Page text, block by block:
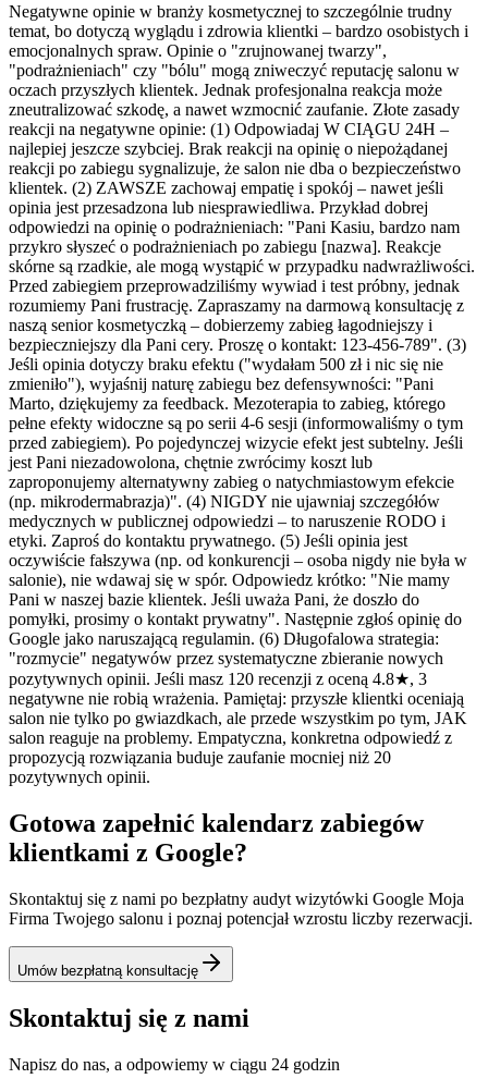
Negatywne opinie w branży kosmetycznej to szczególnie trudny
temat, bo dotyczą wyglądu i zdrowia klientki – bardzo osobistych i
emocjonalnych spraw. Opinie o "zrujnowanej twarzy",
"podrażnieniach" czy "bólu" mogą zniweczyć reputację salonu w
oczach przyszłych klientek. Jednak profesjonalna reakcja może
zneutralizować szkodę, a nawet wzmocnić zaufanie. Złote zasady
reakcji na negatywne opinie: (1) Odpowiadaj W CIĄGU 24H –
najlepiej jeszcze szybciej. Brak reakcji na opinię o niepożądanej
reakcji po zabiegu sygnalizuje, że salon nie dba o bezpieczeństwo
klientek. (2) ZAWSZE zachowaj empatię i spokój – nawet jeśli
opinia jest przesadzona lub niesprawiedliwa. Przykład dobrej
odpowiedzi na opinię o podrażnieniach: "Pani Kasiu, bardzo nam
przykro słyszeć o podrażnieniach po zabiegu [nazwa]. Reakcje
skórne są rzadkie, ale mogą wystąpić w przypadku nadwrażliwości.
Przed zabiegiem przeprowadziliśmy wywiad i test próbny, jednak
rozumiemy Pani frustrację. Zapraszamy na darmową konsultację z
naszą senior kosmetyczką – dobierzemy zabieg łagodniejszy i
bezpieczniejszy dla Pani cery. Proszę o kontakt: 123-456-789". (3)
Jeśli opinia dotyczy braku efektu ("wydałam 500 zł i nic się nie
zmieniło"), wyjaśnij naturę zabiegu bez defensywności: "Pani
Marto, dziękujemy za feedback. Mezoterapia to zabieg, którego
pełne efekty widoczne są po serii 4-6 sesji (informowaliśmy o tym
przed zabiegiem). Po pojedynczej wizycie efekt jest subtelny. Jeśli
jest Pani niezadowolona, chętnie zwrócimy koszt lub
zaproponujemy alternatywny zabieg o natychmiastowym efekcie
(np. mikrodermabrazja)". (4) NIGDY nie ujawniaj szczegółów
medycznych w publicznej odpowiedzi – to naruszenie RODO i
etyki. Zaproś do kontaktu prywatnego. (5) Jeśli opinia jest
oczywiście fałszywa (np. od konkurencji – osoba nigdy nie była w
salonie), nie wdawaj się w spór. Odpowiedz krótko: "Nie mamy
Pani w naszej bazie klientek. Jeśli uważa Pani, że doszło do
pomyłki, prosimy o kontakt prywatny". Następnie zgłoś opinię do
Google jako naruszającą regulamin. (6) Długofalowa strategia:
"rozmycie" negatywów przez systematyczne zbieranie nowych
pozytywnych opinii. Jeśli masz 120 recenzji z oceną 4.8★, 3
negatywne nie robią wrażenia. Pamiętaj: przyszłe klientki oceniają
salon nie tylko po gwiazdkach, ale przede wszystkim po tym, JAK
salon reaguje na problemy. Empatyczna, konkretna odpowiedź z
propozycją rozwiązania buduje zaufanie mocniej niż 20
pozytywnych opinii.
Gotowa zapełnić kalendarz zabiegów
klientkami z Google?
Skontaktuj się z nami po bezpłatny audyt wizytówki Google Moja
Firma Twojego salonu i poznaj potencjał wzrostu liczby rezerwacji.
Umów bezpłatną konsultację
Skontaktuj się z nami
Napisz do nas, a odpowiemy w ciągu 24 godzin